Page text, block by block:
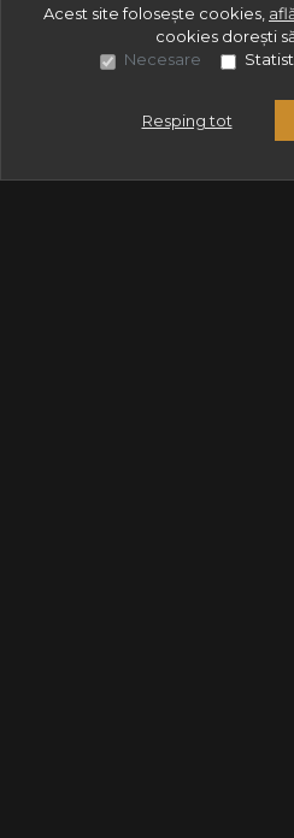
Acest site folosește cookies,
cookies dorești
Necesare
Resping tot